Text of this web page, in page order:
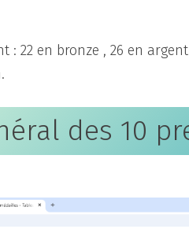
: 22 en bronze , 26 en
des 10